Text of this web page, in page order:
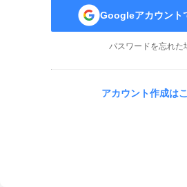
Googleアカウント
パスワードを忘れた
アカウント作成は